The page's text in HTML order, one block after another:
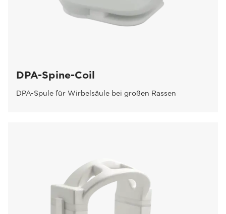
DPA-Spine-Coil
DPA-Spule für Wirbelsäule bei großen Rassen